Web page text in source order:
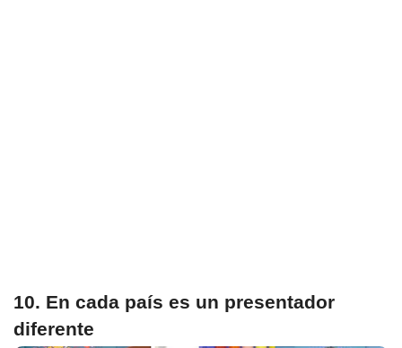
10. En cada país es un presentador
diferente